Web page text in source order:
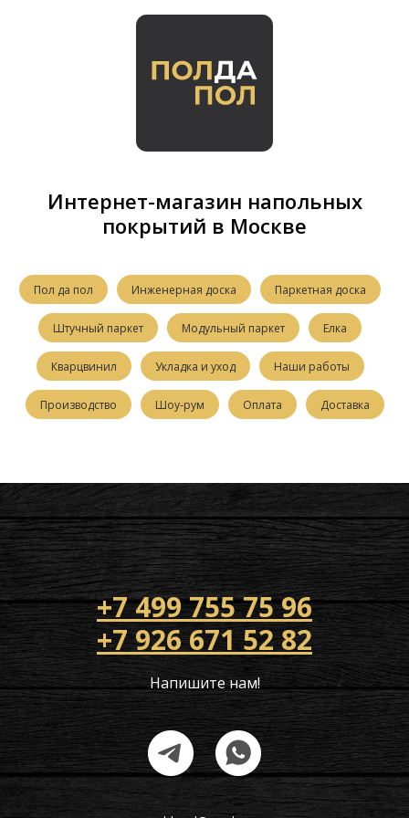
Интернет-магазин напольных
покрытий в Москве
Пол да пол Инженерная доска Паркетная доска
Штучный паркет Модульный паркет Елка
Кварцвинил Укладка и уход Наши работы
Производство Шоу-рум Оплата Доставка
+7 499 755 75 96
+7 926 671 52 82
Напишите нам!